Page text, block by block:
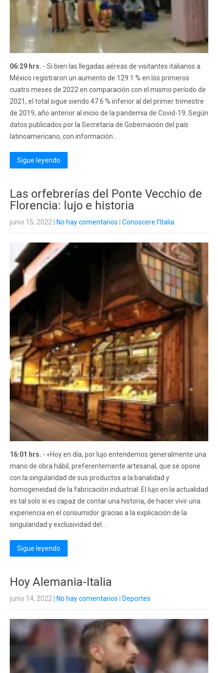
06:29 hrs. - Si bien las llegadas aéreas de visitantes italianos a
México registraron un aumento de 129.1 % en los primeros
cuatro meses de 2022 en comparación con el mismo período de
2021, el total sigue siendo 47.6 % inferior al del primer trimestre
de 2019, año anterior al inicio de la pandemia de Covid-19. Según
datos publicados por la Secretaría de Gobernación del país
latinoamericano, con información...
Sigue leyendo
Las orfebrerías del Ponte Vecchio de
Florencia: lujo e historia
junio 15, 2022 No hay comentarios Conoscere l'Italia
16:01 hrs. - «Hoy en día, por lujo entendemos generalmente una
mano de obra hábil, preferentemente artesanal, que se opone
con la singularidad de sus productos a la banalidad y
homogeneidad de la fabricación industrial. El lujo en la actualidad
es tal solo si es capaz de contar una historia, de hacer vivir una
experiencia en el consumidor gracias a la explicación de la
singularidad y exclusividad del...
Sigue leyendo
Hoy Alemania-Italia
junio 14, 2022 No hay comentarios Deportes